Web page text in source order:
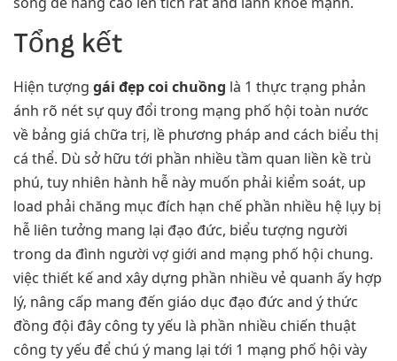
Tổng kết
Hiện tượng gái đẹp coi chuồng là 1 thực trạng phản
ánh rõ nét sự quy đổi trong mạng phố hội toàn nước
về bảng giá chữa trị, lề phương pháp and cách biểu thị
cá thể. Dù sở hữu tới phần nhiều tầm quan liền kề trù
phú, tuy nhiên hành hễ này muốn phải kiểm soát, up
load phải chăng mục đích hạn chế phần nhiều hệ lụy bị
hễ liên tưởng mang lại đạo đức, biểu tượng người
trong da đình người vợ giới and mạng phố hội chung.
việc thiết kế and xây dựng phần nhiều vẻ quanh ấy hợp
lý, nâng cấp mang đến giáo dục đạo đức and ý thức
đồng đội đây công ty yếu là phần nhiều chiến thuật
công ty yếu để chú ý mang lại tới 1 mạng phố hội vày